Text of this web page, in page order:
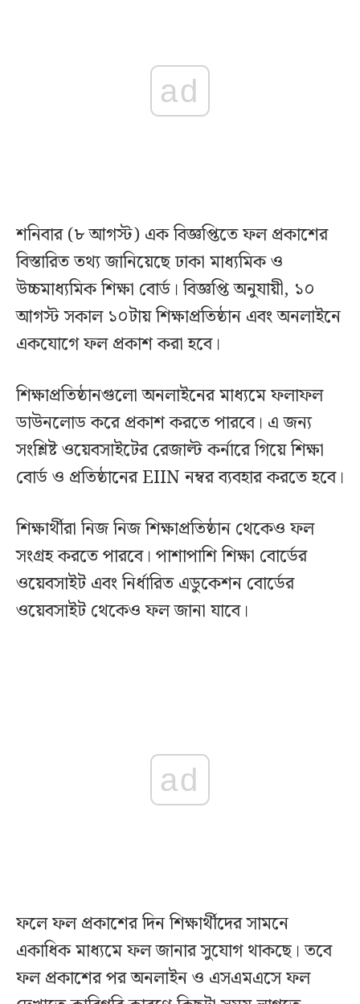
ad
শনিবার (৮ আগস্ট) এক বিজ্ঞপ্তিতে ফল প্রকাশের
বিস্তারিত তথ্য জানিয়েছে ঢাকা মাধ্যমিক ও
উচ্চমাধ্যমিক শিক্ষা বোর্ড। বিজ্ঞপ্তি অনুযায়ী, ১০
আগস্ট সকাল ১০টায় শিক্ষাপ্রতিষ্ঠান এবং অনলাইনে
একযোগে ফল প্রকাশ করা হবে।
শিক্ষাপ্রতিষ্ঠানগুলো অনলাইনের মাধ্যমে ফলাফল
ডাউনলোড করে প্রকাশ করতে পারবে। এ জন্য
সংশ্লিষ্ট ওয়েবসাইটের রেজাল্ট কর্নারে গিয়ে শিক্ষা
বোর্ড ও প্রতিষ্ঠানের EIIN নম্বর ব্যবহার করতে হবে।
শিক্ষার্থীরা নিজ নিজ শিক্ষাপ্রতিষ্ঠান থেকেও ফল
সংগ্রহ করতে পারবে। পাশাপাশি শিক্ষা বোর্ডের
ওয়েবসাইট এবং নির্ধারিত এডুকেশন বোর্ডের
ওয়েবসাইট থেকেও ফল জানা যাবে।
ad
ফলে ফল প্রকাশের দিন শিক্ষার্থীদের সামনে
একাধিক মাধ্যমে ফল জানার সুযোগ থাকছে। তবে
ফল প্রকাশের পর অনলাইন ও এসএমএসে ফল